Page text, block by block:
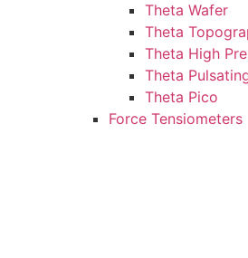
Theta Wafer
Theta
Theta High
Theta
Theta Pico
Force Tensiometers